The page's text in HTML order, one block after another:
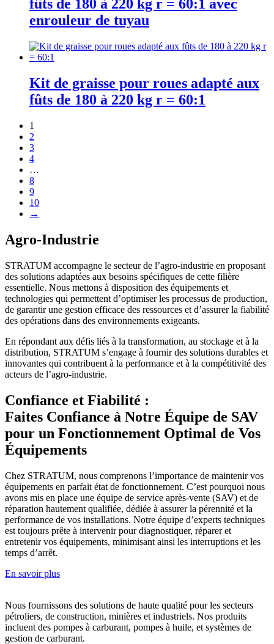
fûts de 180 à 220 kg r = 60:1 avec
enrouleur de tuyau
Kit de graisse pour roues adapté aux
fûts de 180 à 220 kg r = 60:1
1
2
3
4
…
8
9
10
→
Agro-Industrie
STRATUM accompagne le secteur de l’agro-industrie en proposant
des solutions adaptées aux besoins spécifiques de cette filière
essentielle. Nous mettons à disposition des équipements et
technologies qui permettent d’optimiser les processus de production,
de garantir une gestion efficace des ressources et d’assurer la fiabilité
des opérations dans des environnements exigeants.
En répondant aux défis liés à la transformation, au stockage et à la
distribution, STRATUM s’engage à fournir des solutions durables et
innovantes qui contribuent à la performance et à la compétitivité des
acteurs de l’agro-industrie.
Confiance et Fiabilité :
Faites Confiance à Notre Équipe de SAV
pour un Fonctionnement Optimal de Vos
Équipements
Chez STRATUM, nous comprenons l’importance de maintenir vos
équipements en parfait état de fonctionnement. C’est pourquoi nous
avons mis en place une équipe de service après-vente (SAV) et de
réparation hautement qualifiée, dédiée à assurer la pérennité et la
performance de vos installations. Notre équipe d’experts techniques
est toujours prête à intervenir pour diagnostiquer, réparer et
entretenir vos équipements, minimisant ainsi les interruptions et les
temps d’arrêt.
En savoir plus
Nous fournissons des solutions de haute qualité pour les secteurs
pétroliers, de construction, minières et industriels. Nos produits
incluent des pompes à carburant, pompes à huile, et systèmes de
gestion de carburant.